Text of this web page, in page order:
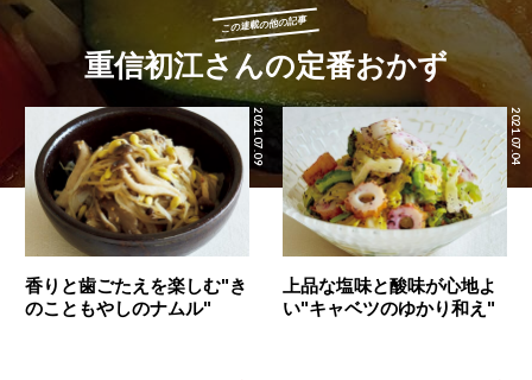
この連載の他の記事
重信初江さんの定番おかず
2021.07.09
香りと歯ごたえを楽しむ"き
のこともやしのナムル"
2021.07.04
上品な塩味と酸味が心地よ
い"キャベツのゆかり和え"